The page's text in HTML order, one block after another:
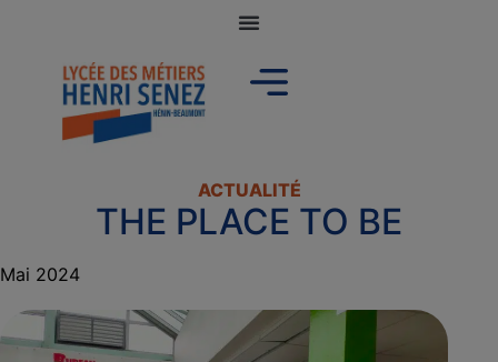
ACTUALITÉ
THE PLACE TO BE
Mai 2024